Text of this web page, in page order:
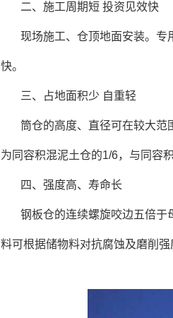
二、施工周期短 投资见效快
现场施工、仓顶地面安装。专
快。
三、占地面积少 自重轻
筒仓的高度、直径可在较大范
为同容积混泥土仓的1/6，与同容
四、强度高、寿命长
钢板仓的连续螺旋咬边五倍于
料可根据储物料对抗腐蚀及磨削